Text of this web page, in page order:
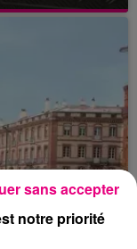
notre priorité
sans accepter